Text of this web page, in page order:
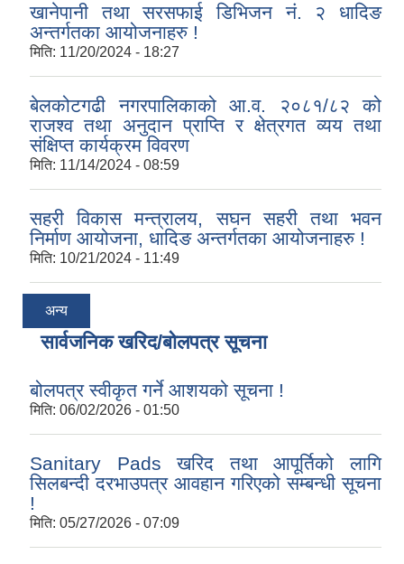
खानेपानी तथा सरसफाई डिभिजन नं. २ धादिङ
अन्तर्गतका आयोजनाहरु !
मिति: 11/20/2024 - 18:27
बेलकोटगढी नगरपालिकाको आ.व. २०८१/८२ को
राजश्व तथा अनुदान प्राप्ति र क्षेत्रगत व्यय तथा
संक्षिप्त कार्यक्रम विवरण
मिति: 11/14/2024 - 08:59
सहरी विकास मन्त्रालय, सघन सहरी तथा भवन
निर्माण आयोजना, धादिङ अन्तर्गतका आयोजनाहरु !
मिति: 10/21/2024 - 11:49
अन्य
सार्वजनिक खरिद/बोलपत्र सूचना
बोलपत्र स्वीकृत गर्ने आशयको सूचना !
मिति: 06/02/2026 - 01:50
Sanitary Pads खरिद तथा आपूर्तिको लागि
सिलबन्दी दरभाउपत्र आवहान गरिएको सम्बन्धी सूचना
!
मिति: 05/27/2026 - 07:09